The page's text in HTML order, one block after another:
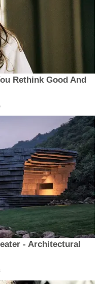
Rethink Good And
- Architectural